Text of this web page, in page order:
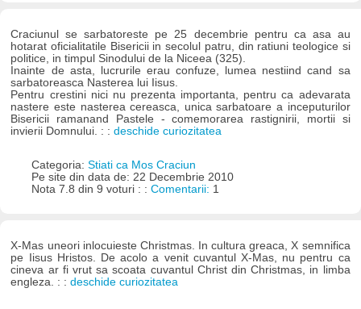
Craciunul se sarbatoreste pe 25 decembrie pentru ca asa au
hotarat oficialitatile Bisericii in secolul patru, din ratiuni teologice si
politice, in timpul Sinodului de la Niceea (325).
Inainte de asta, lucrurile erau confuze, lumea nestiind cand sa
sarbatoreasca Nasterea lui Iisus.
Pentru crestini nici nu prezenta importanta, pentru ca adevarata
nastere este nasterea cereasca, unica sarbatoare a inceputurilor
Bisericii ramanand Pastele - comemorarea rastignirii, mortii si
invierii Domnului. : :deschide curiozitatea
Categoria: Stiati ca Mos Craciun
Pe site din data de: 22 Decembrie 2010
Nota 7.8 din 9 voturi : : Comentarii: 1
X-Mas uneori inlocuieste Christmas. In cultura greaca, X semnifica
pe Iisus Hristos. De acolo a venit cuvantul X-Mas, nu pentru ca
cineva ar fi vrut sa scoata cuvantul Christ din Christmas, in limba
engleza. : :deschide curiozitatea